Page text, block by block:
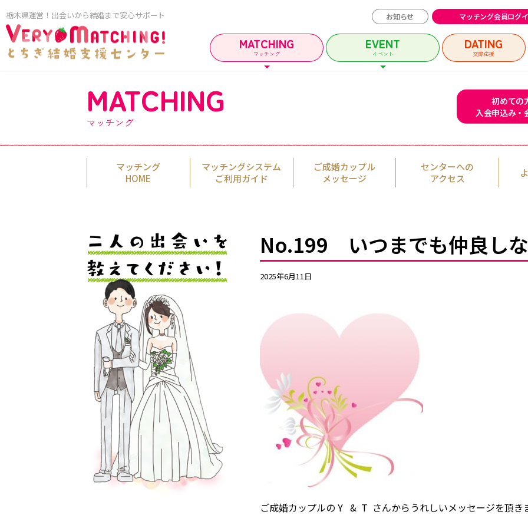
栃木県運営！出会いから結婚まで安心サポート お知らせ マッチング会員ログ
MATCHING
マッチング
EVENT
イベント
DATING
交際応援
イベントユーザー
MATCHING
ご成婚カップルメッセージ
センターへのアクセス
EVENT
自治体等イベント一覧
民間企業・団体イベント
DATING
交際応援
ARCHIVE
アーカイブ
MATCHING
マッチング
初めての
入会申込み・
マッチング
HOME
マッチングシステム
ご利用ガイド
ご成婚カップル
メッセージ
センターへの
アクセス
No.199 いつまでも仲良し
2025年6月11日
ご成婚カップルの Y & T さんからうれしいメッセージを頂き